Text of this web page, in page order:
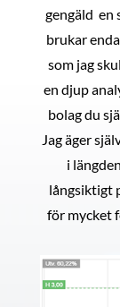
gengäld en
brukar
som jag
en djup
bolag du
Jag äger
i
långsiktigt
för mycket